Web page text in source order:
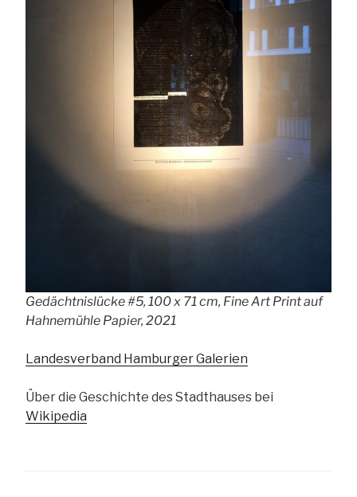
Gedächtnislücke #5, 100 x 71 cm, Fine Art Print auf
Hahnemühle Papier, 2021
Landesverband Hamburger Galerien
Über die Geschichte des Stadthauses bei
Wikipedia